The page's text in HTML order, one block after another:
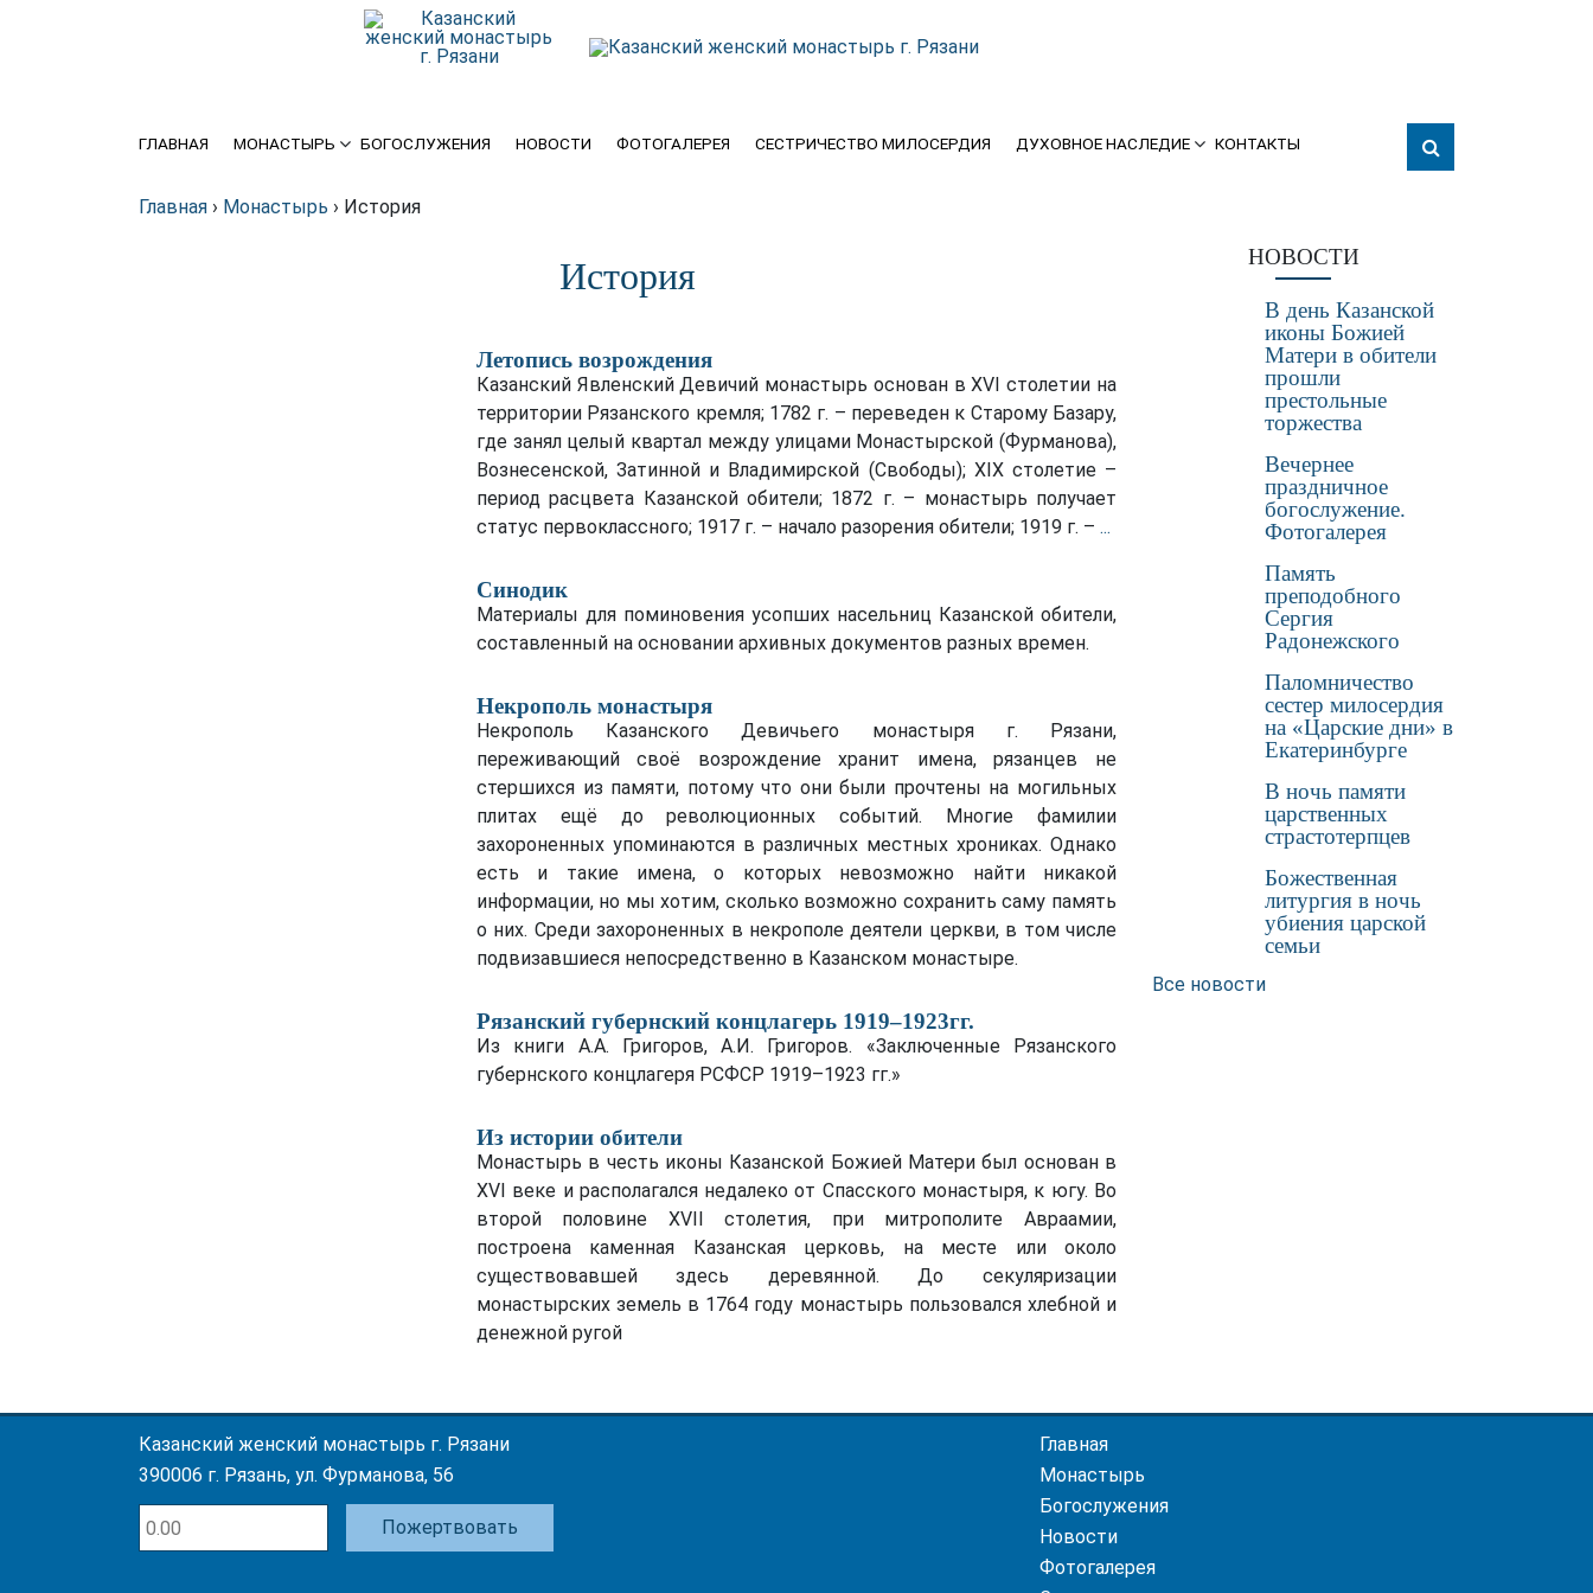
Духовенство
ГЛАВНАЯ МОНАСТЫРЬ БОГОСЛУЖЕНИЯ НОВОСТИ ФОТОГАЛЕРЕЯ СЕСТРИЧЕСТВО МИЛОСЕРДИЯ ДУХОВНОЕ НАСЛЕДИЕ КОНТАКТЫ
Главная › Монастырь › История
История
Летопись возрождения
Казанский Явленский Девичий монастырь основан в ХVI столетии на
территории Рязанского кремля; 1782 г. – переведен к Старому Базару,
где занял целый квартал между улицами Монастырской (Фурманова),
Вознесенской, Затинной и Владимирской (Свободы); ХIХ столетие –
период расцвета Казанской обители; 1872 г. – монастырь получает
статус первоклассного; 1917 г. – начало разорения обители; 1919 г. – ...Летопись
Синодик
Материалы для поминовения усопших насельниц Казанской обители,
составленный на основании архивных документов разных времен.
Некрополь монастыря
Некрополь Казанского Девичьего монастыря г. Рязани,
переживающий своё возрождение хранит имена, рязанцев не
стершихся из памяти, потому что они были прочтены на могильных
плитах ещё до революционных событий. Многие фамилии
захороненных упоминаются в различных местных хрониках. Однако
есть и такие имена, о которых невозможно найти никакой
информации, но мы хотим, сколько возможно сохранить саму память
о них. Среди захороненных в некрополе деятели церкви, в том числе
подвизавшиеся непосредственно в Казанском монастыре.
Рязанский губернский концлагерь 1919–1923гг.
Из книги А.А. Григоров, А.И. Григоров. «Заключенные Рязанского
губернского концлагеря РСФСР 1919–1923 гг.»
Из истории обители
Монастырь в честь иконы Казанской Божией Матери был основан в
XVI веке и располагался недалеко от Спасского монастыря, к югу. Во
второй половине XVII столетия, при митрополите Авраамии,
построена каменная Казанская церковь, на месте или около
существовавшей здесь деревянной. До секуля­ризации
монастырских земель в 1764 году монастырь пользовался хлебной и
денежной ругой
НОВОСТИ
В день Казанской
иконы Божией
Матери в обители
прошли
престольные
торжества
Вечернее
праздничное
богослужение.
Фотогалерея
Память
преподобного
Сергия
Радонежского
Паломничество
сестер милосердия
на «Царские дни» в
Екатеринбурге
В ночь памяти
царственных
страстотерпцев
Божественная
литургия в ночь
убиения царской
семьи
Все новости
Казанский женский монастырь г. Рязани
390006 г. Рязань, ул. Фурманова, 56
Пожертвовать
Главная
Монастырь
Богослужения
Новости
Фотогалерея